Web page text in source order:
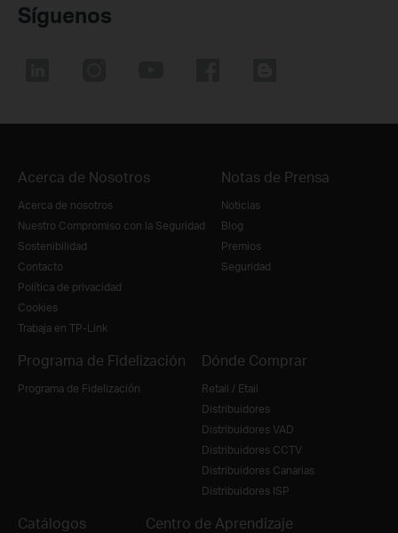
Síguenos
Acerca de Nosotros
Acerca de nosotros
Nuestro Compromiso con la Seguridad
Sostenibilidad
Contacto
Política de privacidad
Cookies
Trabaja en TP-Link
Notas de Prensa
Noticias
Blog
Premios
Seguridad
Programa de Fidelización
Programa de Fidelización
Dónde Comprar
Retail / Etail
Distribuidores
Distribuidores VAD
Distribuidores CCTV
Distribuidores Canarias
Distribuidores ISP
Catálogos Centro de Aprendizaje